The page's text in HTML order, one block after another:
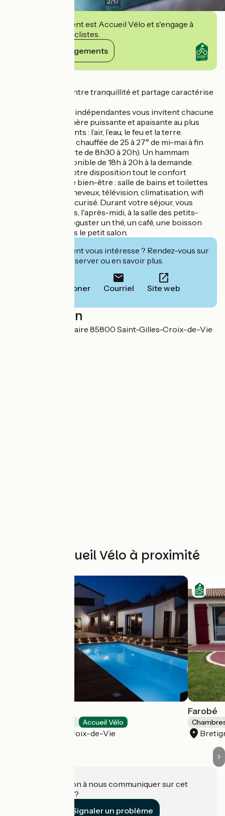
Cet établissement est Accueil Vélo et s'engage à
accueillir des cyclistes.
Voir ses engagements
Un rendez-vous entre tranquillité et partage caractérise
Quatre chambres indépendantes vous invitent chacune
dans une atmosphère puissante et apaisante au plus
proche des éléments : l’air, l’eau, le feu et la terre.
Piscine de 9 x 4 m, chauffée de 25 à 27° de mi-mai à fin
septembre (ouverte de 8h30 à 20h). Un hammam
chauffé à 42° disponible de 18h à 20h à la demande.
Nous mettons à votre disposition tout le confort
nécessaire à votre bien-être : salle de bains et toilettes
privatifs, sèche-cheveux, télévision, climatisation, wifi
gratuit, parking sécurisé. Durant votre séjour, vous
pouvez avoir accès, l'après-midi, à la salle des petits-
déjeuners pour déguster un thé, un café, une boisson
fraîche ou lire dans le petit salon.
Cet établissement vous intéresse ? Rendez-vous sur
leur site pour réserver ou en savoir plus.
Téléphoner Courriel Site web
Localisation
93 bis Rue du Calvaire 85800 Saint-Gilles-Croix-de-Vie
Autres Accueil Vélo à proximité
Accueil Vélo
Saint-Gilles-Croix-de-Vie
Farobé
Une information à nous communiquer sur cet
établissement ?
Signaler un problème